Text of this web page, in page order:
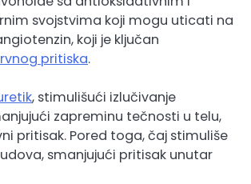
svojstvima koji mogu uticati na
koji je ključan
pritiska.
, stimulišući izlučivanje
zapreminu tečnosti u telu,
pritisak. Pored toga, čaj stimuliše
smanjujući pritisak unutar